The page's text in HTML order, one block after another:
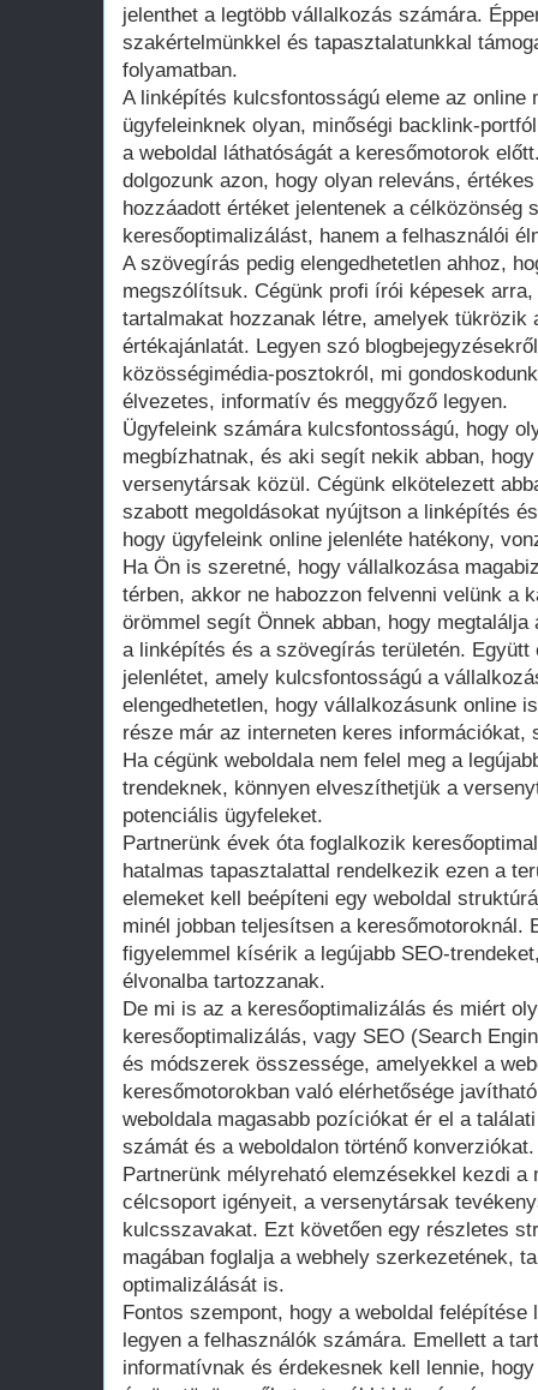
jelenthet a legtöbb vállalkozás számára.
szakértelmünkkel és tapasztalatunkkal
folyamatban.
A linképítés kulcsfontosságú eleme az online
ügyfeleinknek olyan, minőségi backlink-
a weboldal láthatóságát a keresőmotorok
dolgozunk azon, hogy olyan releváns,
hozzáadott értéket jelentenek a célközönség
keresőoptimalizálást, hanem a felhasználói
A szövegírás pedig elengedhetetlen ahhoz,
megszólítsuk. Cégünk profi írói képesek
tartalmakat hozzanak létre, amelyek tükrözik
értékajánlatát. Legyen szó
közösségimédia-posztokról, mi
élvezetes, informatív és meggyőző legyen.
Ügyfeleink számára kulcsfontosságú, hogy
megbízhatnak, és aki segít nekik abban,
versenytársak közül. Cégünk elkötelezett
szabott megoldásokat nyújtson a linképítés
hogy ügyfeleink online jelenléte hatékony,
Ha Ön is szeretné, hogy vállalkozása
térben, akkor ne habozzon felvenni velünk a
örömmel segít Önnek abban, hogy megtalálja
a linképítés és a szövegírás területén.
jelenlétet, amely kulcsfontosságú a
elengedhetetlen, hogy vállalkozásunk online
része már az interneten keres információkat,
Ha cégünk weboldala nem felel meg a
trendeknek, könnyen elveszíthetjük a
potenciális ügyfeleket.
Partnerünk évek óta foglalkozik
hatalmas tapasztalattal rendelkezik ezen a
elemeket kell beépíteni egy weboldal
minél jobban teljesítsen a keresőmotoroknál.
figyelemmel kísérik a legújabb SEO-
élvonalba tartozzanak.
De mi is az a keresőoptimalizálás és miért
keresőoptimalizálás, vagy SEO (Search
és módszerek összessége, amelyekkel a
keresőmotorokban való elérhetősége
weboldala magasabb pozíciókat ér el a
számát és a weboldalon történő konverziókat.
Partnerünk mélyreható elemzésekkel kezdi a
célcsoport igényeit, a versenytársak
kulcsszavakat. Ezt követően egy részletes
magában foglalja a webhely szerkezetének,
optimalizálását is.
Fontos szempont, hogy a weboldal
legyen a felhasználók számára. Emellett a
informatívnak és érdekesnek kell lennie,